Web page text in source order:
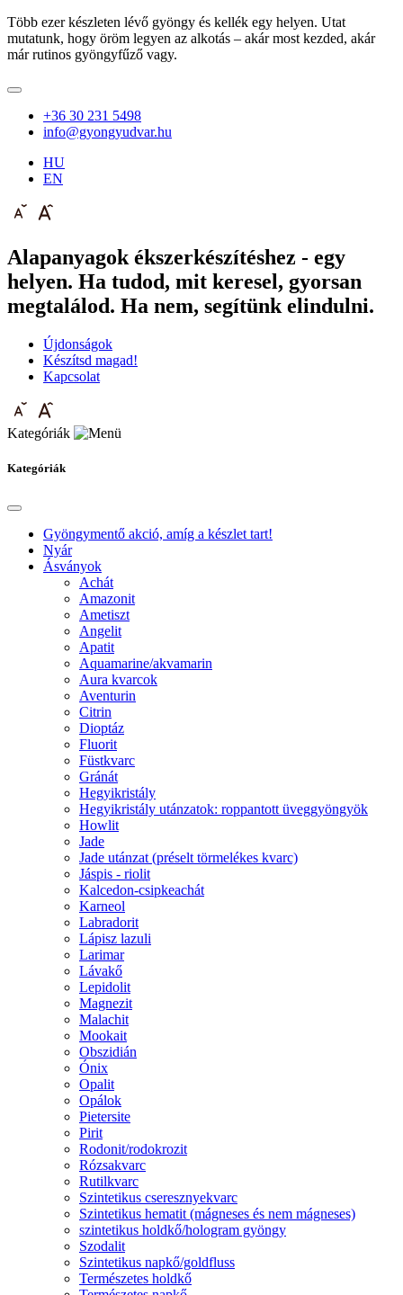
Több ezer készleten lévő gyöngy és kellék egy helyen. Utat
mutatunk, hogy öröm legyen az alkotás – akár most kezded, akár
már rutinos gyöngyfűző vagy.
+36 30 231 5498
info@gyongyudvar.hu
HU
EN
Alapanyagok ékszerkészítéshez - egy
helyen. Ha tudod, mit keresel, gyorsan
megtalálod. Ha nem, segítünk elindulni.
Újdonságok
Készítsd magad!
Kapcsolat
Kategóriák
Kategóriák
Gyöngymentő akció, amíg a készlet tart!
Nyár
Ásványok
Achát
Amazonit
Ametiszt
Angelit
Apatit
Aquamarine/akvamarin
Aura kvarcok
Aventurin
Citrin
Dioptáz
Fluorit
Füstkvarc
Gránát
Hegyikristály
Hegyikristály utánzatok: roppantott üveggyöngyök
Howlit
Jade
Jade utánzat (préselt törmelékes kvarc)
Jáspis - riolit
Kalcedon-csipkeachát
Karneol
Labradorit
Lápisz lazuli
Larimar
Lávakő
Lepidolit
Magnezit
Malachit
Mookait
Obszidián
Ónix
Opalit
Opálok
Pietersite
Pirit
Rodonit/rodokrozit
Rózsakvarc
Rutilkvarc
Szintetikus cseresznyekvarc
Szintetikus hematit (mágneses és nem mágneses)
szintetikus holdkő/hologram gyöngy
Szodalit
Szintetikus napkő/goldfluss
Természetes holdkő